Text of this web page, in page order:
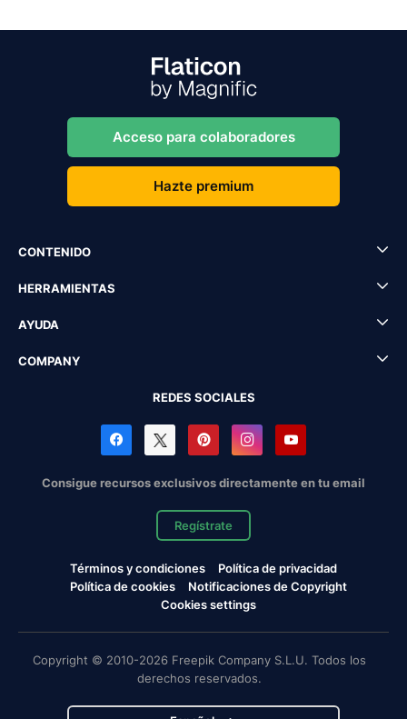
Acceso para colaboradores
Hazte premium
CONTENIDO
HERRAMIENTAS
AYUDA
COMPANY
REDES SOCIALES
Consigue recursos exclusivos directamente en tu email
Regístrate
Términos y condiciones
Política de privacidad
Política de cookies
Notificaciones de Copyright
Cookies settings
Copyright © 2010-2026 Freepik Company S.L.U. Todos los
derechos reservados.